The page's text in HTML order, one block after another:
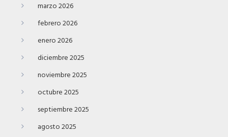
marzo 2026
febrero 2026
enero 2026
diciembre 2025
noviembre 2025
octubre 2025
septiembre 2025
agosto 2025